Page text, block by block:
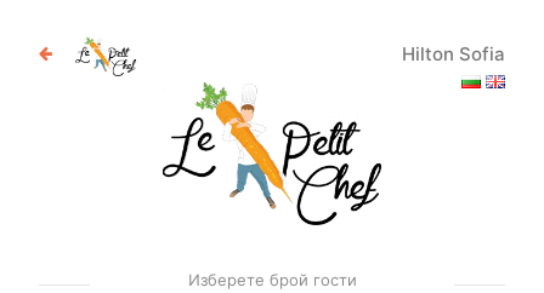
Hilton Sofia
Изберете брой гости